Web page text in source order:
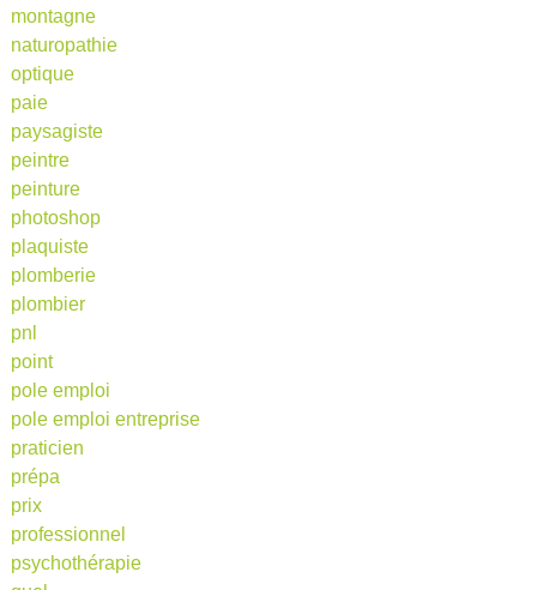
montagne
naturopathie
optique
paie
paysagiste
peintre
peinture
photoshop
plaquiste
plomberie
plombier
pnl
point
pole emploi
pole emploi entreprise
praticien
prépa
prix
professionnel
psychothérapie